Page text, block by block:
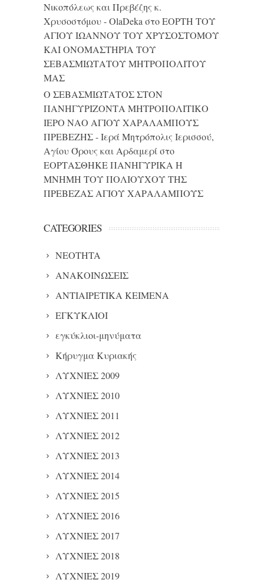
Νικοπόλεως και Πρεβέζης κ.
Χρυσοστόμου - OlaDekaστοΕΟΡΤΗ ΤΟΥ
ΑΓΙΟΥ ΙΩΑΝΝΟΥ ΤΟΥ ΧΡΥΣΟΣΤΟΜΟΥ
ΚΑΙ ONΟΜΑΣΤΗΡΙΑ ΤΟΥ
ΣΕΒΑΣΜΙΩΤΑΤΟΥ ΜΗΤΡΟΠΟΛΙΤΟΥ
ΜΑΣ
Ο ΣΕΒΑΣΜΙΩΤΑΤΟΣ ΣΤΟΝ
ΠΑΝΗΓΥΡΙΖΟΝΤΑ ΜΗΤΡΟΠΟΛΙΤΙΚΟ
ΙΕΡΟ ΝΑΟ ΑΓΙΟΥ ΧΑΡΑΛΑΜΠΟΥΣ
ΠΡΕΒΕΖΗΣ - Ιερά Μητρόπολις Ιερισσού,
Αγίου Όρους και Αρδαμερίστο
ΕΟΡΤΑΣΘΗΚΕ ΠΑΝΗΓΥΡΙΚΑ Η
ΜΝΗΜΗ ΤΟΥ ΠΟΛΙΟΥΧΟΥ ΤΗΣ
ΠΡΕΒΕΖΑΣ ΑΓΙΟΥ ΧΑΡΑΛΑΜΠΟΥΣ
CATEGORIES
NEOTHTA
ΑΝΑΚΟΙΝΩΣΕΙΣ
ΑΝΤΙΑΙΡΕΤΙΚΑ ΚΕΙΜΕΝΑ
ΕΓΚΥΚΛΙΟΙ
εγκύκλιοι-μηνύματα
Κήρυγμα Κυριακής
ΛΥΧΝΙΕΣ 2009
ΛΥΧΝΙΕΣ 2010
ΛΥΧΝΙΕΣ 2011
ΛΥΧΝΙΕΣ 2012
ΛΥΧΝΙΕΣ 2013
ΛΥΧΝΙΕΣ 2014
ΛΥΧΝΙΕΣ 2015
ΛΥΧΝΙΕΣ 2016
ΛΥΧΝΙΕΣ 2017
ΛΥΧΝΙΕΣ 2018
ΛΥΧΝΙΕΣ 2019